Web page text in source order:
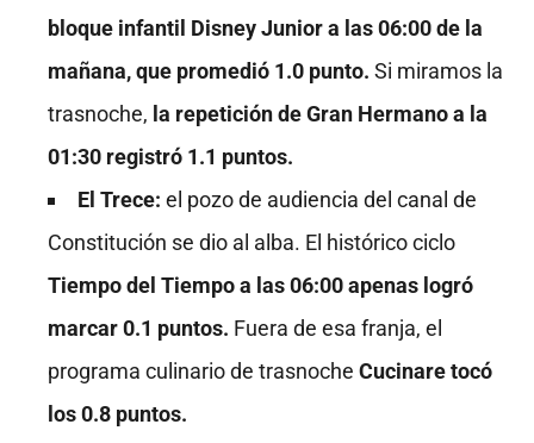
bloque infantil Disney Junior a las 06:00 de la
mañana, que promedió 1.0 punto. Si miramos la
trasnoche, la repetición de Gran Hermano a la
01:30 registró 1.1 puntos.
El Trece: el pozo de audiencia del canal de
Constitución se dio al alba. El histórico ciclo
Tiempo del Tiempo a las 06:00 apenas logró
marcar 0.1 puntos. Fuera de esa franja, el
programa culinario de trasnoche Cucinare tocó
los 0.8 puntos.